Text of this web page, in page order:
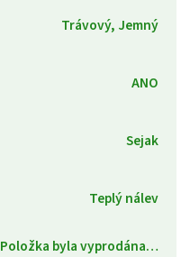
Trávový, Jemný
ANO
Sejak
Teplý nálev
Položka byla vyprodána…